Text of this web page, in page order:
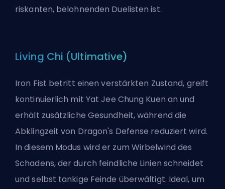
riskanten, belohnenden Duelisten ist.
Living Chi (Ultimative)
Iron Fist betritt einen verstärkten Zustand, greift
kontinuierlich mit Yat Jee Chung Kuen an und
erhält zusätzliche Gesundheit, während die
Abklingzeit von Dragon's Defense reduziert wird.
In diesem Modus wird er zum Wirbelwind des
Schadens, der durch feindliche Linien schneidet
und selbst tankige Feinde überwältigt. Ideal, um